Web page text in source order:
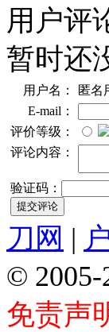
用户评
暂时还
用户名：
匿名
E-mail：
评价等级：
评论内容：
验证码：
刀网 |
© 2005-
免责声